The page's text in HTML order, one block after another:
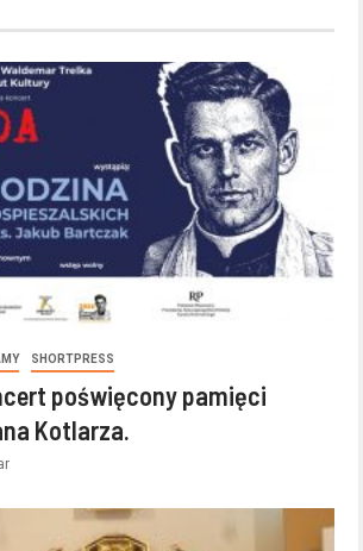
SHORTPRESS
poświęcony pamięci
Kotlarza.